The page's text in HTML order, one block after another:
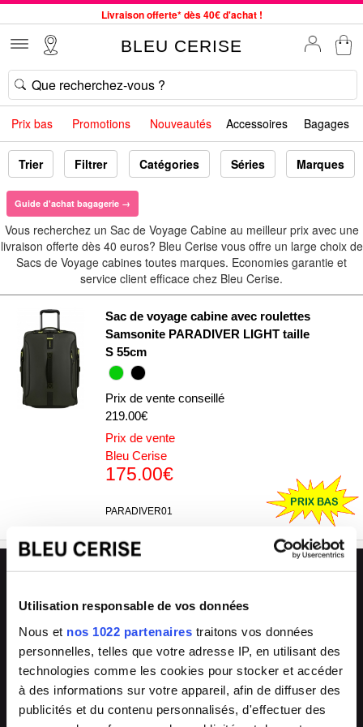
Utilisation responsable de vos données
Nous et nos 1022 partenaires traitons vos données
personnelles, telles que votre adresse IP, en utilisant des
technologies comme les cookies pour stocker et accéder
à des informations sur votre appareil, afin de diffuser des
publicités et du contenu personnalisés, d'effectuer des
Livraison offerte* dès 40€ d'achat !
Commande avant 12h expédiée le jour même, du lundi au vendredi
33 magasins en France. Un à proximité de chez vous ?
Bon shopping chez BLEU CERISE !
Jusqu'à -75% sur le site du 29/07 au 27/08
Samsonite, Delsey, American Tourister, Little Marcel à Prix Bas
BLEU CERISE
Prix bas Promotions Nouveautés Accessoires Bagages
Trier Filtrer Catégories Séries Marques
Guide d'achat bagagerie →
Vous recherchez un Sac de Voyage Cabine au meilleur prix avec une
livraison offerte dès 40 euros? Bleu Cerise vous offre un large choix de
Sacs de Voyage cabines toutes marques. Economies garantie et
service client efficace chez Bleu Cerise.
Sac de voyage cabine avec roulettes
Samsonite PARADIVER LIGHT taille
S 55cm
Prix de vente conseillé
219.00€
Prix de vente
Bleu Cerise
175.00€
PARADIVER01
L'avantage Bleu Cerise
33 magasins
Grand Sud-Est de la France
Conseils experts
en boutique & en ligne
🔧
SAV & réparations
directement en magasin ou auprès de
notre SAV 04 66 35 94 97
🔄
Arrivages fréquents
collections renouvelées